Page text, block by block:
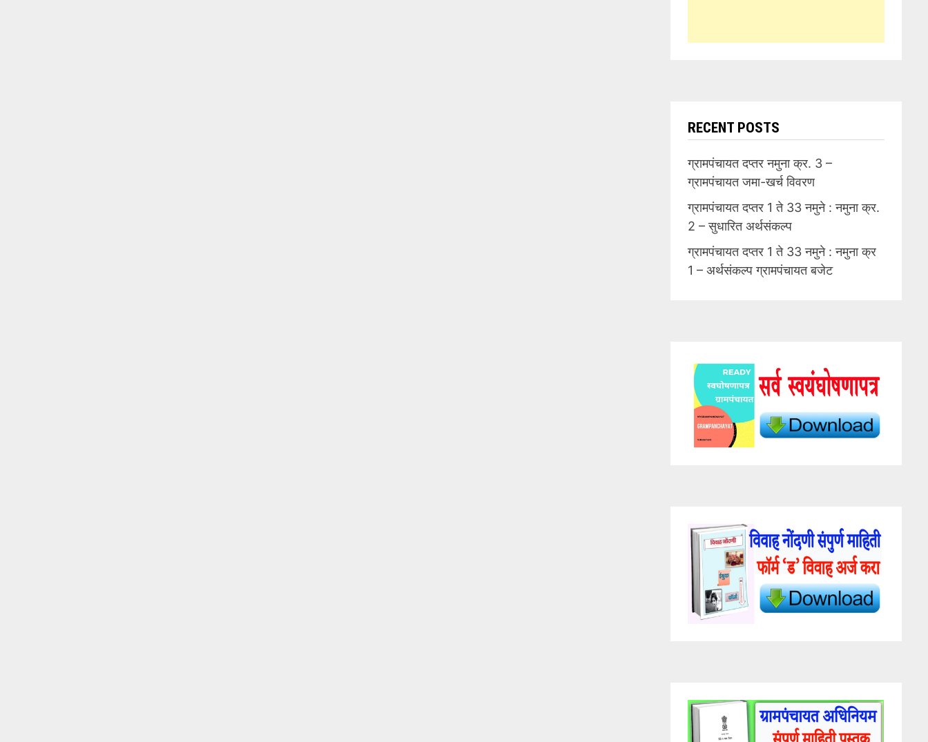
RECENT POSTS
ग्रामपंचायत दप्तर नमुना क्र. 3 –
ग्रामपंचायत जमा-खर्च विवरण
ग्रामपंचायत दप्तर 1 ते 33 नमुने : नमुना क्र.
2 – सुधारित अर्थसंकल्प
ग्रामपंचायत दप्तर 1 ते 33 नमुने : नमुना क्र
1 – अर्थसंकल्प ग्रामपंचायत बजेट